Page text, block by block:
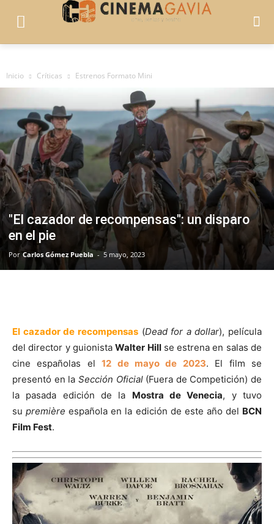
Inicio Críticas Estrenos Formato Mini
"El cazador de recompensas": un disparo
en el pie
Por Carlos Gómez Puebla - 5 mayo, 2023
El cazador de recompensas (Dead for a dollar), película
del director y guionistaWalter Hillse estrena en salas de
cine españolas el12 de mayo de 2023. El film se
presentó en la Sección Oficial(Fuera de Competición) de
la pasada edición de la Mostra de Venecia, y tuvo
supremièreespañola en la edición de este año del BCN
Film Fest.